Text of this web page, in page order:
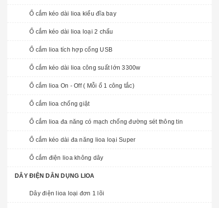
Ổ cắm kéo dài lioa kiểu đĩa bay
Ổ cắm kéo dài lioa loại 2 chấu
Ổ cắm lioa tích hợp cổng USB
Ổ cắm kéo dài lioa công suất lớn 3300w
Ổ cắm lioa On - Off ( Mỗi ổ 1 công tắc)
Ổ cắm lioa chống giật
Ổ cắm lioa đa năng có mạch chống đường sét thông tin
Ổ cắm kéo dài đa năng lioa loại Super
Ổ cắm điện lioa không dây
DÂY ĐIỆN DÂN DỤNG LIOA
Dây điện lioa loại đơn 1 lõi